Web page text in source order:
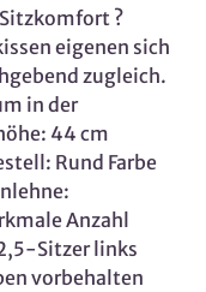
?
eigenen sich
zugleich.
in der
44 cm
Rund Farbe
Anzahl
Sitzer links
vorbehalten